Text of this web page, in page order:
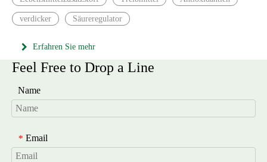
verdicker Säureregulator
Erfahren Sie mehr
Feel Free to Drop a Line
Name
* Email